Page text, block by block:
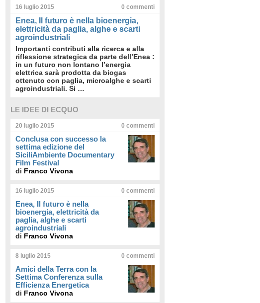
16 luglio 2015 0 commenti
Enea, Il futuro è nella bioenergia,
elettricità da paglia, alghe e scarti
agroindustriali
Importanti contributi alla ricerca e alla
riflessione strategica da parte dell’Enea :
in un futuro non lontano l’energia
elettrica sarà prodotta da biogas
ottenuto con paglia, microalghe e scarti
agroindustriali. Si …
LE IDEE DI ECQUO
20 luglio 2015 0 commenti
Conclusa con successo la
settima edizione del
SiciliAmbiente Documentary
Film Festival
di Franco Vivona
16 luglio 2015 0 commenti
Enea, Il futuro è nella
bioenergia, elettricità da
paglia, alghe e scarti
agroindustriali
di Franco Vivona
8 luglio 2015 0 commenti
Amici della Terra con la
Settima Conferenza sulla
Efficienza Energetica
di Franco Vivona